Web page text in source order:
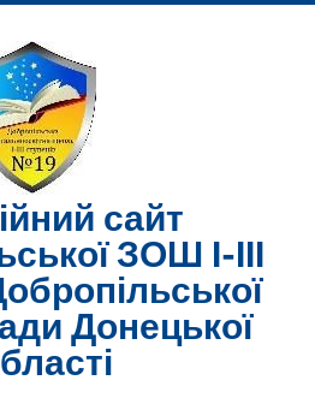
сайт
ЗОШ І-ІІІ
Донецької